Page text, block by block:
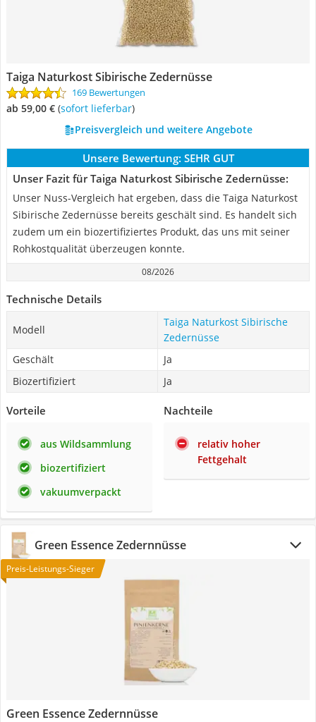
Taiga Naturkost Sibirische Zedernüsse
169 Bewertungen
ab 59,00 € ( Sofort lieferbar)
Preisvergleich und weitere Angebote
Unsere Bewertung: SEHR GUT
Unser Fazit für Taiga Naturkost Sibirische Zedernüsse:
Unser Nuss-Vergleich hat ergeben, dass die Taiga Naturkost
Sibirische Zedernüsse bereits geschält sind. Es handelt sich
zudem um ein biozertifiziertes Produkt, das uns mit seiner
Rohkostqualität überzeugen konnte.
08/2026
Technische Details
Modell
Taiga Naturkost Sibirische
Zedernüsse
Geschält
Ja
Biozertifiziert
Ja
Vorteile
aus Wildsammlung
biozertifiziert
vakuumverpackt
Nachteile
relativ hoher
Fettgehalt
Green Essence Zedernnüsse
Preis-Leistungs-Sieger
Green Essence Zedernnüsse